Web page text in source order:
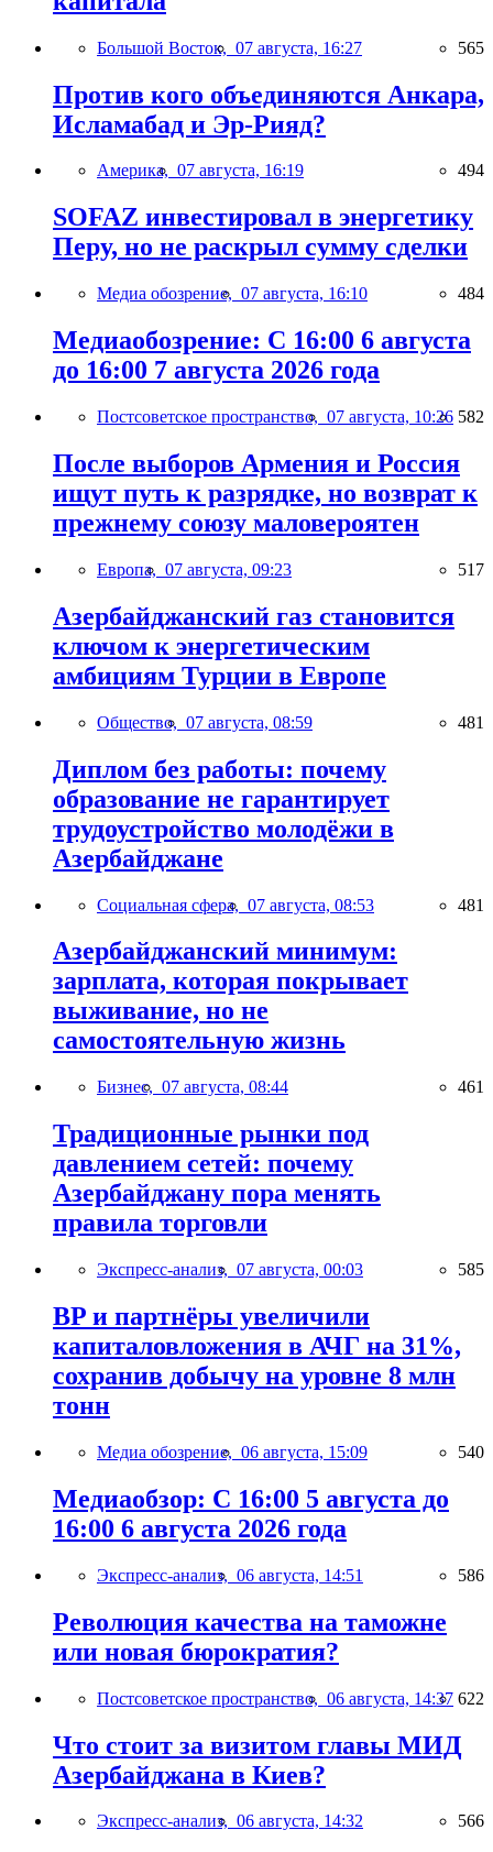
Большой Восток, 07 августа, 16:27 565
Против кого объединяются Анкара,
Исламабад и Эр-Рияд?
Америка, 07 августа, 16:19 494
SOFAZ инвестировал в энергетику
Перу, но не раскрыл сумму сделки
Медиа обозрение, 07 августа, 16:10 484
Медиаобозрение: С 16:00 6 августа
до 16:00 7 августа 2026 года
Постсоветское пространство, 07 августа, 10:26 582
После выборов Армения и Россия
ищут путь к разрядке, но возврат к
прежнему союзу маловероятен
Европа, 07 августа, 09:23 517
Азербайджанский газ становится
ключом к энергетическим
амбициям Турции в Европе
Общество, 07 августа, 08:59 481
Диплом без работы: почему
образование не гарантирует
трудоустройство молодёжи в
Азербайджане
Социальная сфера, 07 августа, 08:53 481
Азербайджанский минимум:
зарплата, которая покрывает
выживание, но не
самостоятельную жизнь
Бизнес, 07 августа, 08:44 461
Традиционные рынки под
давлением сетей: почему
Азербайджану пора менять
правила торговли
Экспресс-анализ, 07 августа, 00:03 585
BP и партнёры увеличили
капиталовложения в АЧГ на 31%,
сохранив добычу на уровне 8 млн
тонн
Медиа обозрение, 06 августа, 15:09 540
Медиаобзор: С 16:00 5 августа до
16:00 6 августа 2026 года
Экспресс-анализ, 06 августа, 14:51 586
Революция качества на таможне
или новая бюрократия?
Постсоветское пространство, 06 августа, 14:37 622
Что стоит за визитом главы МИД
Азербайджана в Киев?
Экспресс-анализ, 06 августа, 14:32 566